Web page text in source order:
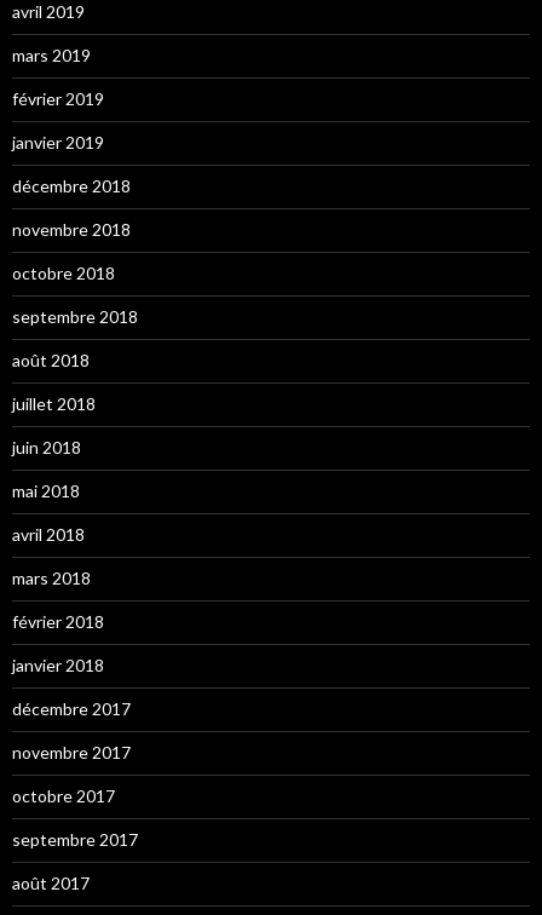
avril 2019
mars 2019
février 2019
janvier 2019
décembre 2018
novembre 2018
octobre 2018
septembre 2018
août 2018
juillet 2018
juin 2018
mai 2018
avril 2018
mars 2018
février 2018
janvier 2018
décembre 2017
novembre 2017
octobre 2017
septembre 2017
août 2017